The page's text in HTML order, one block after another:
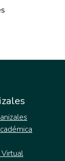
Virtual